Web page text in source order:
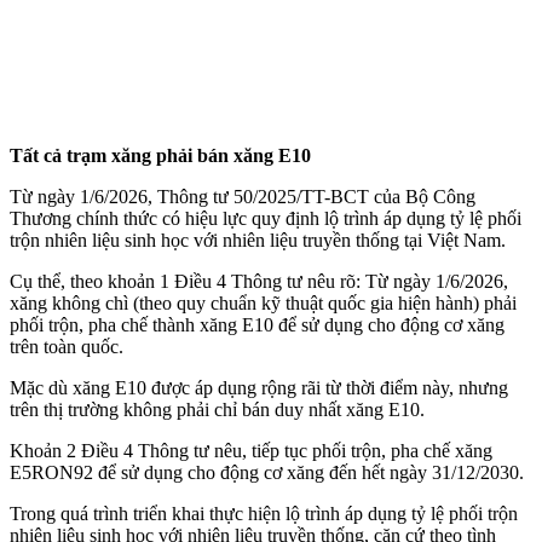
Tất cả trạm xăng phải bán xăng E10
Từ ngày 1/6/2026, Thông tư 50/2025/TT-BCT của Bộ Công
Thương chính thức có hiệu lực quy định lộ trình áp dụng tỷ lệ phối
trộn nhiên liệu sinh học với nhiên liệu truyền thống tại Việt Nam.
Cụ thể, theo khoản 1 Điều 4 Thông tư nêu rõ: Từ ngày 1/6/2026,
xăng không chì (theo quy chuẩn kỹ thuật quốc gia hiện hành) phải
phối trộn, pha chế thành xăng E10 để sử dụng cho động cơ xăng
trên toàn quốc.
Mặc dù xăng E10 được áp dụng rộng rãi từ thời điểm này, nhưng
trên thị trường không phải chỉ bán duy nhất xăng E10.
Khoản 2 Điều 4 Thông tư nêu, tiếp tục phối trộn, pha chế xăng
E5RON92 để sử dụng cho động cơ xăng đến hết ngày 31/12/2030.
Trong quá trình triển khai thực hiện lộ trình áp dụng tỷ lệ phối trộn
nhiên liệu sinh học với nhiên liệu truyền thống, căn cứ theo tình